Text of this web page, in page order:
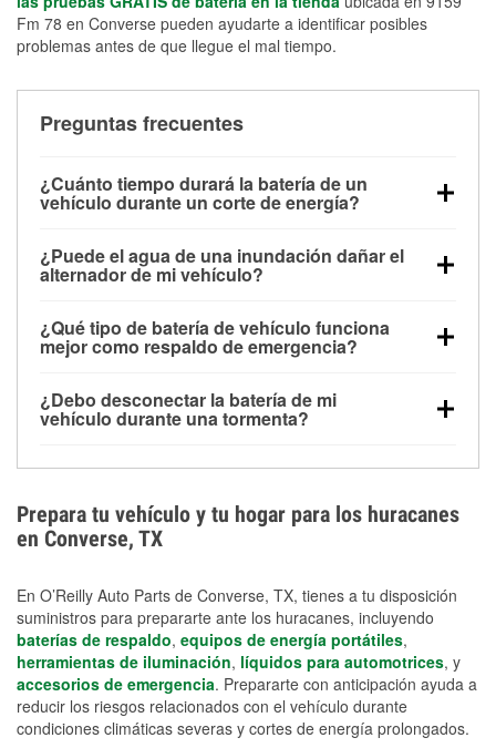
Fm 78 en Converse pueden ayudarte a identificar posibles
problemas antes de que llegue el mal tiempo.
Preguntas frecuentes
¿Cuánto tiempo durará la batería de un
vehículo durante un corte de energía?
alimentar pequeños accesorios durante un tiempo
limitado, pero el uso repetido sin conducir el vehículo
contar con un equipo de carga de respaldo para
cortes prolongados.
¿Puede el agua de una inundación dañar el
alternador de mi vehículo?
parte baja del compartimento del motor y pueden
dañarse si se sumergen, lo que puede provocar una
días después de la exposición.
¿Qué tipo de batería de vehículo funciona
mejor como respaldo de emergencia?
para aplicaciones de ciclo profundo porque son
selladas, resistentes a las vibraciones y más
¿Debo desconectar la batería de mi
vehículo durante una tormenta?
los daños por inundación. Evitar el agua estancada y
preparar opciones de carga de respaldo son
medidas de protección más efectivas.
Prepara tu vehículo y tu hogar para los huracanes
en Converse, TX
En O’Reilly Auto Parts de Converse, TX, tienes a tu disposición
suministros para prepararte ante los huracanes, incluyendo
baterías de respaldo, equipos de energía portátiles,
herramientas de iluminación, líquidos para automotrices, y
accesorios de emergencia. Prepararte con anticipación ayuda a
reducir los riesgos relacionados con el vehículo durante
condiciones climáticas severas y cortes de energía prolongados.